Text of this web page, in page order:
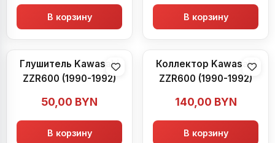
вкладышами
Kawasaki ZZR600
В корзину В корзину
Глушитель Kawasaki
ZZR600 (1990-1992)
50,00 BYN
В корзину
Коллектор Kawasaki
ZZR600 (1990-1992)
140,00 BYN
В корзину